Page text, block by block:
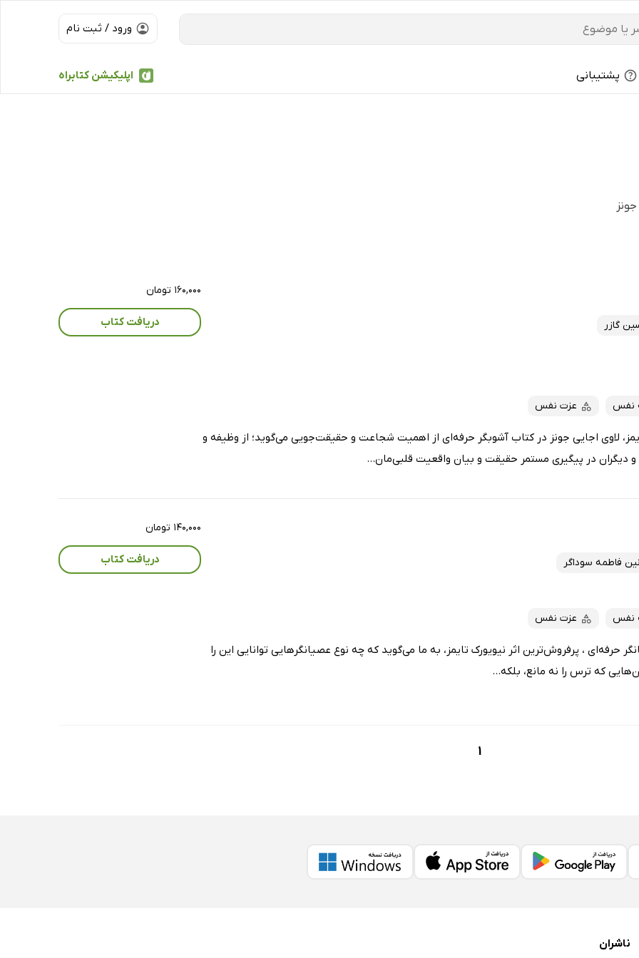
ورود / ثبت نام
اپلیکیشن کتابراه پشتیبانی
گازر
نفس عزت نفس
لاوی اجایی جونز در کتاب آشوبگر حرفه‌ای از اهمیت شجاعت و حقیقت‌جویی می‌گوید؛ از وظیفه و
دیگران در پیگیری مستمر حقیقت و بیان واقعیت قلبی‌مان...
۱۶۰,۰۰۰ تومان
دریافت کتاب
فاطمه سوداگر
نفس عزت نفس
حرفه‌ای ، پرفروش‌ترین اثر نیویورک تایمز، به ما می‌گوید که چه نوع عصیانگرهایی توانایی این را
که ترس را نه مانع، ‌بلکه...
۱۴۰,۰۰۰ تومان
دریافت کتاب
1
ناشران